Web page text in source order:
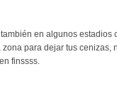
en algunos estadios
para dejar tus cenizas,
finssss.